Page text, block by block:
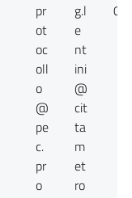
pr
ot
oc
oll
o
@
pe
c.
pr
o
g.l
e
nt
ini
@
cit
ta
m
et
ro